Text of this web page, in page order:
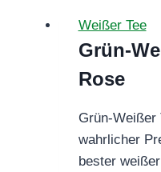
Weißer Tee
Grün-
Rose
Grün-Weißer
wahrlicher
bester